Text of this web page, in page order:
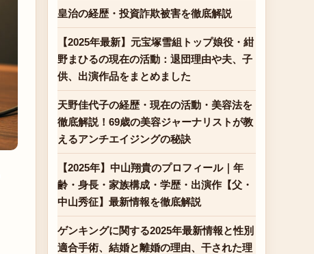
皇治の経歴・投資詐欺被害を徹底解説
【2025年最新】元宝塚雪組トップ娘役・紺
野まひるの現在の活動：退団理由や夫、子
供、出演作品をまとめました
天野佳代子の経歴・現在の活動・美容法を
徹底解説！69歳の美容ジャーナリストが教
えるアンチエイジングの秘訣
【2025年】中山翔貴のプロフィール｜年
齢・身長・家族構成・学歴・出演作【父・
中山秀征】最新情報を徹底解説
ゲンキングに関する2025年最新情報と性別
適合手術、結婚と離婚の理由、干された理